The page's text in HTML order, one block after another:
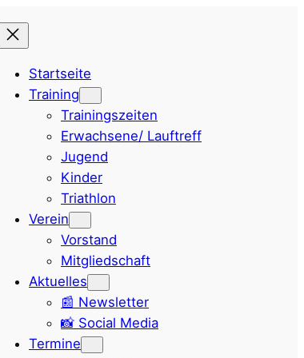
Startseite
Training
Trainingszeiten
Erwachsene/ Lauftreff
Jugend
Kinder
Triathlon
Verein
Vorstand
Mitgliedschaft
Aktuelles
📰 Newsletter
📸 Social Media
Termine